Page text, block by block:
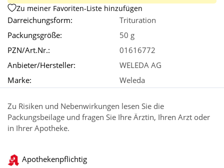
Zu meiner Favoriten-Liste hinzufügen
Darreichungsform:
Trituration
Packungsgröße:
50 g
PZN/Art.Nr.:
01616772
Anbieter/Hersteller:
WELEDA AG
Marke:
Weleda
Zu Risiken und Nebenwirkungen lesen Sie die
Packungsbeilage und fragen Sie Ihre Ärztin, Ihren Arzt oder
in Ihrer Apotheke.
Apothekenpflichtig